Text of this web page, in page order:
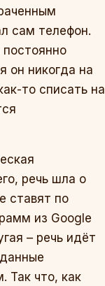
сам телефон.
он никогда на
то списать на
речь шла о
ставят по
из Google
– речь идёт
Так что, как